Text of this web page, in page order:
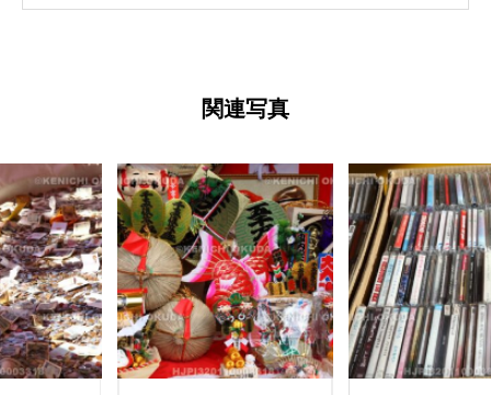
関連写真